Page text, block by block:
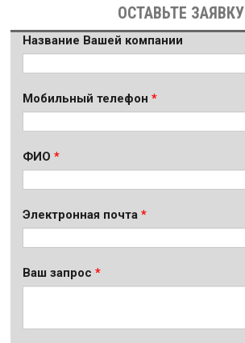
ОСТАВЬТЕ ЗАЯВКУ
Название Вашей компании
Мобильный телефон
ФИО
Электронная почта
Ваш запрос